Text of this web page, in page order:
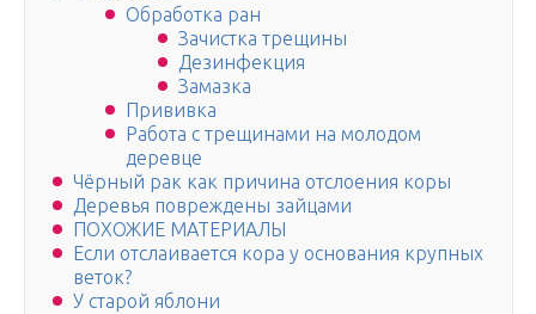
Обработка ран
Зачистка трещины
Дезинфекция
Замазка
Прививка
Работа с трещинами на молодом
деревце
Чёрный рак как причина отслоения коры
Деревья повреждены зайцами
ПОХОЖИЕ МАТЕРИАЛЫ
Если отслаивается кора у основания крупных
веток?
У старой яблони